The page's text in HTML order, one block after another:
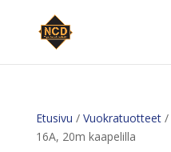
Etusivu / Vuokratuotteet/
16A, 20m kaapelilla